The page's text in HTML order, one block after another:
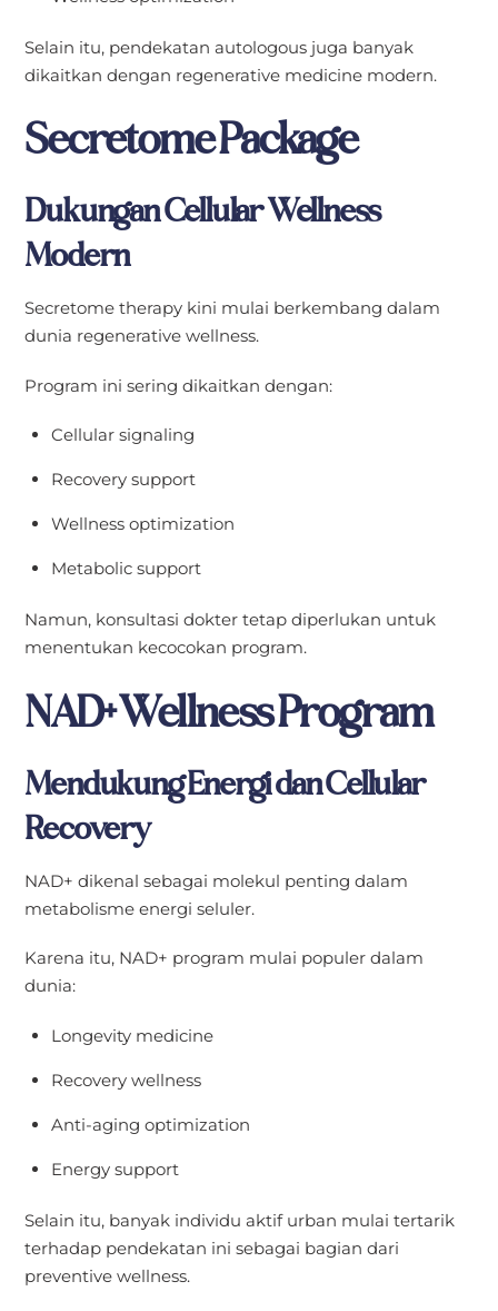
Selain itu, pendekatan autologous juga banyak
dikaitkan dengan regenerative medicine modern.
Secretome Package
Dukungan Cellular Wellness
Modern
Secretome therapy kini mulai berkembang dalam
dunia regenerative wellness.
Program ini sering dikaitkan dengan:
Cellular signaling
Recovery support
Wellness optimization
Metabolic support
Namun, konsultasi dokter tetap diperlukan untuk
menentukan kecocokan program.
NAD+ Wellness Program
Mendukung Energi dan Cellular
Recovery
NAD+ dikenal sebagai molekul penting dalam
metabolisme energi seluler.
Karena itu, NAD+ program mulai populer dalam
dunia:
Longevity medicine
Recovery wellness
Anti-aging optimization
Energy support
Selain itu, banyak individu aktif urban mulai tertarik
terhadap pendekatan ini sebagai bagian dari
preventive wellness.